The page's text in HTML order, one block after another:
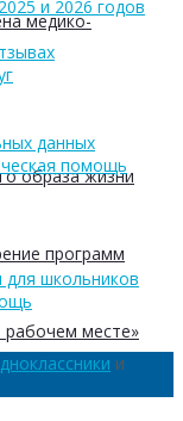
медико-
образа жизни
программ
рабочем месте»
и 2026 годов
данных
помощь
для школьников
и